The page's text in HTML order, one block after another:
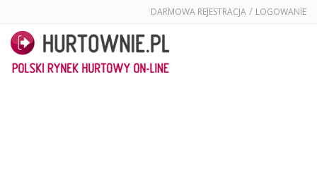
DARMOWA REJESTRACJA / LOGOWANIE